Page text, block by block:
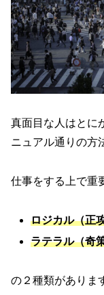
真面目な人はとに
ニュアル通りの方
仕事をする上で重
ロジカル（正
ラテラル（奇
の２種類がありま